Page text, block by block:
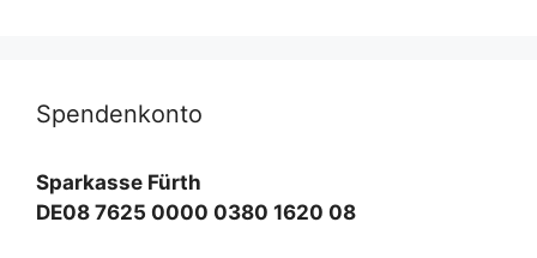
Spen­den­kon­to
Spar­kas­se Fürth
DE08 7625 0000 0380 1620 08